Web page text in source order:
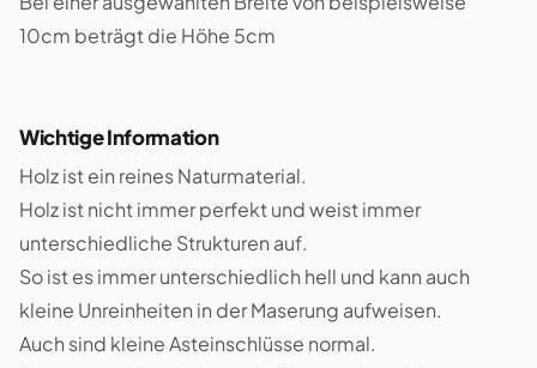
10cm beträgt die Höhe 5cm
Wichtige Information
Holz ist ein reines Naturmaterial.
Holz ist nicht immer perfekt und weist immer
unterschiedliche Strukturen auf.
So ist es immer unterschiedlich hell und kann auch
kleine Unreinheiten in der Maserung aufweisen.
Auch sind kleine Asteinschlüsse normal.